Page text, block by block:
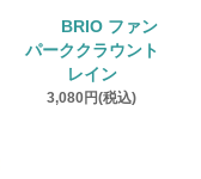
BRIO ファン
パーククラウント
レイン
3,080円(税込)